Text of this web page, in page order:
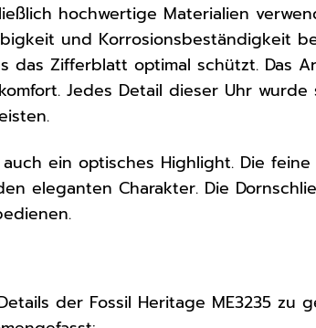
hochwertige Materialien
und Korrosionsbeständigkeit
das Zifferblatt optimal schützt. Das
Jedes Detail dieser Uhr wurde
ein optisches Highlight. Die
eleganten Charakter. Die
der Fossil Heritage ME3235 zu